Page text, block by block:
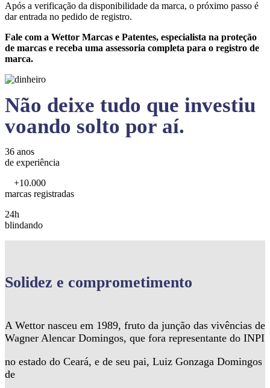
Após a verificação da disponibilidade da marca, o próximo passo é
dar entrada no pedido de registro.
Fale com a Wettor Marcas e Patentes, especialista na proteção
de marcas e receba uma assessoria completa para o registro de
marca.
Não deixe tudo que investiu
voando solto por aí.
36 anos
de experiência
+10.000
marcas registradas
24h
blindando
Solidez e comprometimento
A Wettor nasceu em 1989, fruto da junção das vivências de
Wagner Alencar Domingos, que fora representante do INPI
no estado do Ceará, e de seu pai, Luiz Gonzaga Domingos
de